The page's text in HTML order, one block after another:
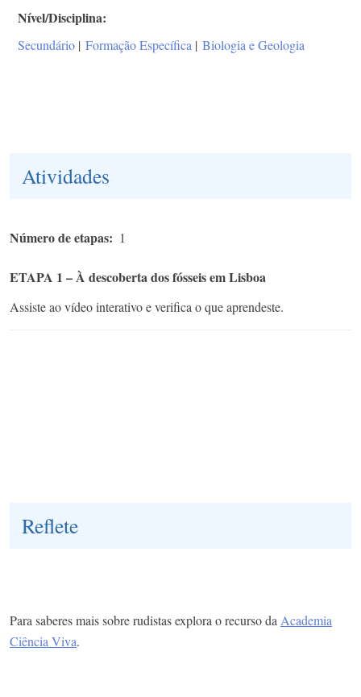
Nível/Disciplina
Secundário | Formação Específica | Biologia e Geologia
Atividades
Número de etapas 1
ETAPA 1 – À descoberta dos fósseis em Lisboa
Assiste ao vídeo interativo e verifica o que aprendeste.
Reflete
Para saberes mais sobre rudistas explora o recurso da Academia
Ciência Viva.